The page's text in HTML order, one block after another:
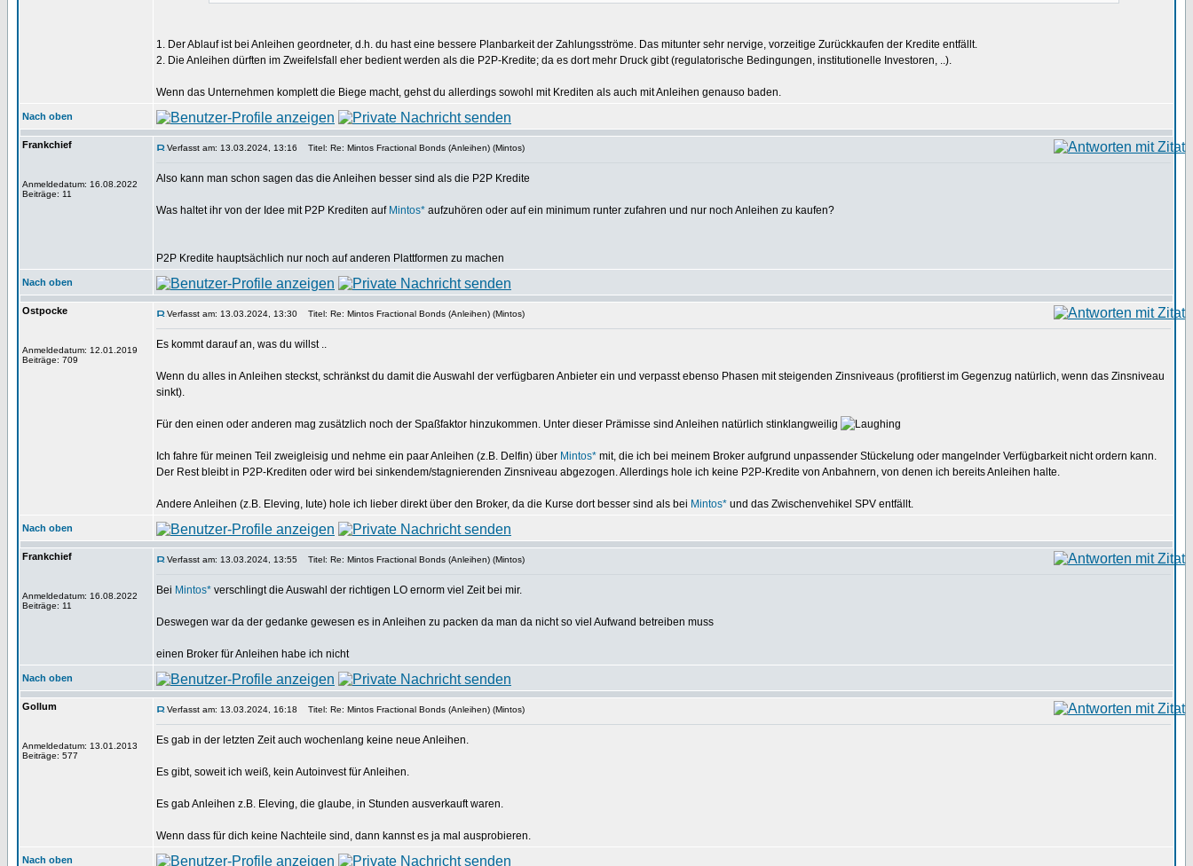
1. Der Ablauf ist bei Anleihen geordneter, d.h. du hast eine bessere Planbarkeit der Zahlungsströme. Das mitunter sehr nervige, vorzeitige Zurückkaufen der Kredite entfällt.
2. Die Anleihen dürften im Zweifelsfall eher bedient werden als die P2P-Kredite; da es dort mehr Druck gibt (regulatorische Bedingungen, institutionelle Investoren, ..).
Wenn das Unternehmen komplett die Biege macht, gehst du allerdings sowohl mit Krediten als auch mit Anleihen genauso baden.
Nach oben
Frankchief
Anmeldedatum: 16.08.2022
Beiträge: 11
Verfasst am: 13.03.2024, 13:16 Titel: Re: Mintos Fractional Bonds (Anleihen) (Mintos)
Also kann man schon sagen das die Anleihen besser sind als die P2P Kredite
Was haltet ihr von der Idee mit P2P Krediten auf Mintos* aufzuhören oder auf ein minimum runter zufahren und nur noch Anleihen zu kaufen?
P2P Kredite hauptsächlich nur noch auf anderen Plattformen zu machen
Nach oben
Ostpocke
Anmeldedatum: 12.01.2019
Beiträge: 709
Verfasst am: 13.03.2024, 13:30 Titel: Re: Mintos Fractional Bonds (Anleihen) (Mintos)
Es kommt darauf an, was du willst ..
Wenn du alles in Anleihen steckst, schränkst du damit die Auswahl der verfügbaren Anbieter ein und verpasst ebenso Phasen mit steigenden Zinsniveaus (profitierst im Gegenzug natürlich, wenn das Zinsniveau
sinkt).
Für den einen oder anderen mag zusätzlich noch der Spaßfaktor hinzukommen. Unter dieser Prämisse sind Anleihen natürlich stinklangweilig
Ich fahre für meinen Teil zweigleisig und nehme ein paar Anleihen (z.B. Delfin) über Mintos* mit, die ich bei meinem Broker aufgrund unpassender Stückelung oder mangelnder Verfügbarkeit nicht ordern kann.
Der Rest bleibt in P2P-Krediten oder wird bei sinkendem/stagnierenden Zinsniveau abgezogen. Allerdings hole ich keine P2P-Kredite von Anbahnern, von denen ich bereits Anleihen halte.
Andere Anleihen (z.B. Eleving, Iute) hole ich lieber direkt über den Broker, da die Kurse dort besser sind als bei Mintos* und das Zwischenvehikel SPV entfällt.
Nach oben
Frankchief
Anmeldedatum: 16.08.2022
Beiträge: 11
Verfasst am: 13.03.2024, 13:55 Titel: Re: Mintos Fractional Bonds (Anleihen) (Mintos)
Bei Mintos* verschlingt die Auswahl der richtigen LO ernorm viel Zeit bei mir.
Deswegen war da der gedanke gewesen es in Anleihen zu packen da man da nicht so viel Aufwand betreiben muss
einen Broker für Anleihen habe ich nicht
Nach oben
Gollum
Anmeldedatum: 13.01.2013
Beiträge: 577
Verfasst am: 13.03.2024, 16:18 Titel: Re: Mintos Fractional Bonds (Anleihen) (Mintos)
Es gab in der letzten Zeit auch wochenlang keine neue Anleihen.
Es gibt, soweit ich weiß, kein Autoinvest für Anleihen.
Es gab Anleihen z.B. Eleving, die glaube, in Stunden ausverkauft waren.
Wenn dass für dich keine Nachteile sind, dann kannst es ja mal ausprobieren.
Nach oben